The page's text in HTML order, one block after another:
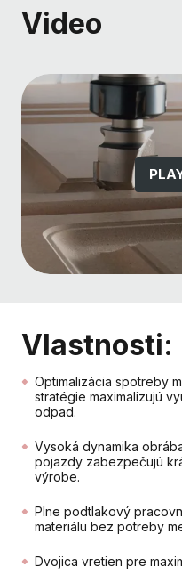
Video
Vlastnosti:
Optimalizácia spotreby
stratégie maximalizujú
odpad.
Vysoká dynamika
pojazdy zabezpečujú
výrobe.
Plne podtlakový
materiálu bez potreby
Dvojica vretien pre